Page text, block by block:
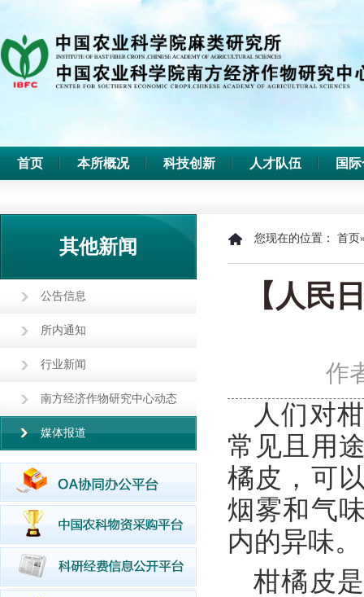
首页 本所概况 科技创新 人才队伍 国
其他新闻
公告信息
所内通知
行业新闻
南方经济作物研究中心动态
媒体报道
您现在的位置： 首页
【人民
作
人们对
常见且用
橘皮，可
烟雾和气
内的异味。
柑橘皮